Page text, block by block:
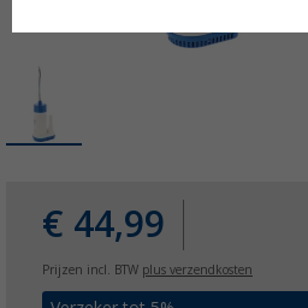
€ 44,99
Prijzen incl. BTW plus verzendkosten